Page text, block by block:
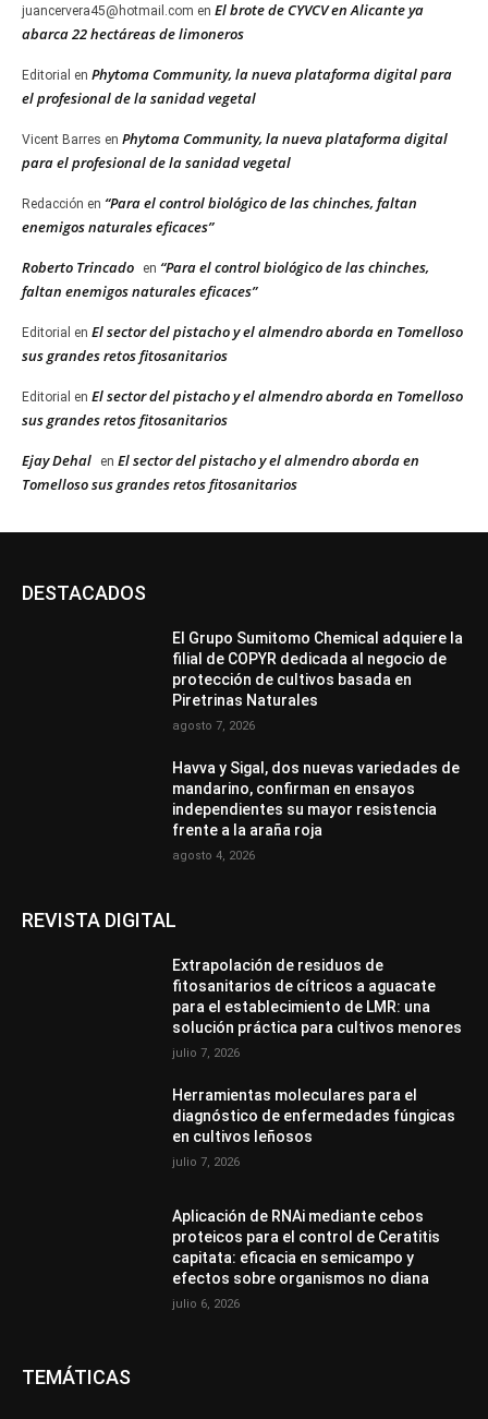
juancervera45@hotmail.com en El brote de CYVCV en Alicante ya
abarca 22 hectáreas de limoneros
Editorial en Phytoma Community, la nueva plataforma digital para
el profesional de la sanidad vegetal
Vicent Barres en Phytoma Community, la nueva plataforma digital
para el profesional de la sanidad vegetal
Redacción en “Para el control biológico de las chinches, faltan
enemigos naturales eficaces”
Roberto Trincado en “Para el control biológico de las chinches,
faltan enemigos naturales eficaces”
Editorial en El sector del pistacho y el almendro aborda en Tomelloso
sus grandes retos fitosanitarios
Editorial en El sector del pistacho y el almendro aborda en Tomelloso
sus grandes retos fitosanitarios
Ejay Dehal en El sector del pistacho y el almendro aborda en
Tomelloso sus grandes retos fitosanitarios
DESTACADOS
El Grupo Sumitomo Chemical adquiere la
filial de COPYR dedicada al negocio de
protección de cultivos basada en
Piretrinas Naturales
agosto 7, 2026
Havva y Sigal, dos nuevas variedades de
mandarino, confirman en ensayos
independientes su mayor resistencia
frente a la araña roja
agosto 4, 2026
REVISTA DIGITAL
Extrapolación de residuos de
fitosanitarios de cítricos a aguacate
para el establecimiento de LMR: una
solución práctica para cultivos menores
julio 7, 2026
Herramientas moleculares para el
diagnóstico de enfermedades fúngicas
en cultivos leñosos
julio 7, 2026
Aplicación de RNAi mediante cebos
proteicos para el control de Ceratitis
capitata: eficacia en semicampo y
efectos sobre organismos no diana
julio 6, 2026
TEMÁTICAS